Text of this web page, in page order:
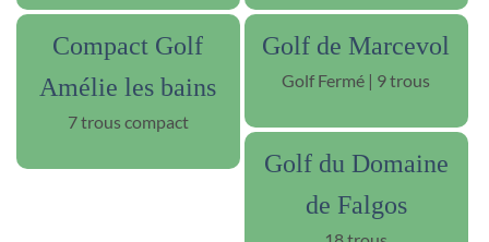
Compact Golf
Amélie les bains
7 trous compact
Golf de Marcevol
Golf Fermé | 9 trous
Golf du Domaine
de Falgos